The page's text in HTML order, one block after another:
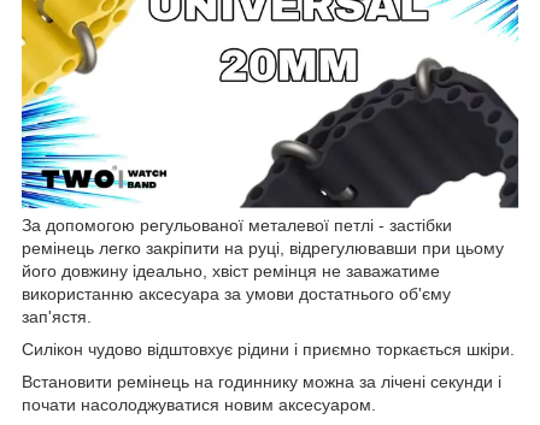
За допомогою регульованої металевої петлі - застібки
ремінець легко закріпити на руці, відрегулювавши при цьому
його довжину ідеально, хвіст ремінця не заважатиме
використанню аксесуара за умови достатнього об'єму
зап'ястя.
Силікон чудово відштовхує рідини і приємно торкається шкіри.
Встановити ремінець на годиннику можна за лічені секунди і
почати насолоджуватися новим аксесуаром.